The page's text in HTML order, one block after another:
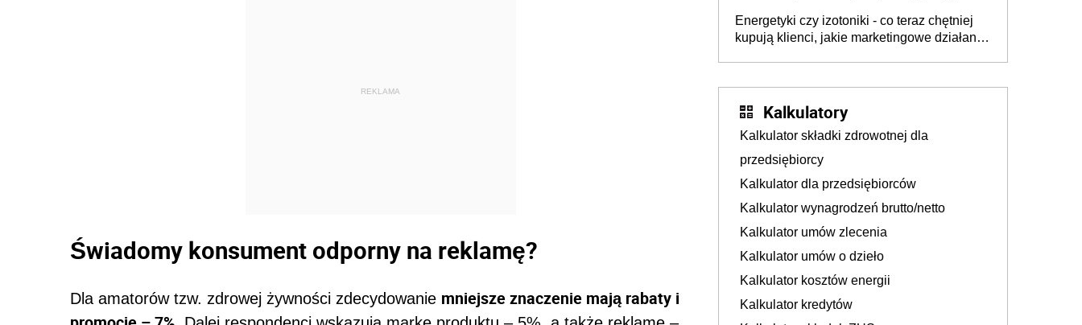
REKLAMA
Świadomy konsument odporny na reklamę?
Dla amatorów tzw. zdrowej żywności zdecydowanie mniejsze znaczenie mają rabaty i
Energetyki czy izotoniki - co teraz chętniej
kupują klienci, jakie marketingowe działania
Kalkulatory
Kalkulator składki zdrowotnej dla
przedsiębiorcy
Kalkulator dla przedsiębiorców
Kalkulator wynagrodzeń brutto/netto
Kalkulator umów zlecenia
Kalkulator umów o dzieło
Kalkulator kosztów energii
Kalkulator kredytów